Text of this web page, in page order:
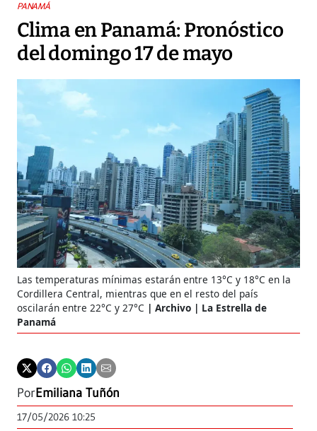
PANAMÁ
Clima en Panamá: Pronóstico
del domingo 17 de mayo
Las temperaturas mínimas estarán entre 13°C y 18°C en la
Cordillera Central, mientras que en el resto del país
oscilarán entre 22°C y 27°C
Archivo | La Estrella de
Panamá
PorEmiliana Tuñón
17/05/2026 10:25